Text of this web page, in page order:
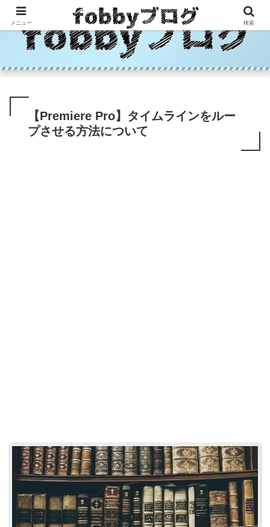
【Premiere Pro】タイムラインをルー
プさせる方法について
メニュー 検索